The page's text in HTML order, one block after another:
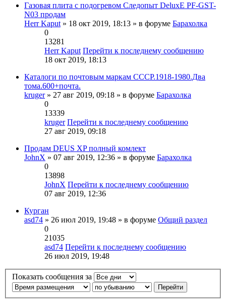
Газовая плита с подогревом Следопыт DeluxE PF-GST-
N03 продам
Herr Kaput » 18 окт 2019, 18:13 » в форуме Барахолка
0
13281
Herr Kaput Перейти к последнему сообщению
18 окт 2019, 18:13
Каталоги по почтовым маркам СССР.1918-1980.Два
тома.600+почта.
kruger» 27 авг 2019, 09:18 » в форуме Барахолка
0
13339
kruger Перейти к последнему сообщению
27 авг 2019, 09:18
Продам DEUS XP полный комлект
JohnX » 07 авг 2019, 12:36 » в форуме Барахолка
0
13898
JohnX Перейти к последнему сообщению
07 авг 2019, 12:36
Курган
asd74 » 26 июл 2019, 19:48 » в форуме Общий раздел
0
21035
asd74 Перейти к последнему сообщению
26 июл 2019, 19:48
Показать сообщения за